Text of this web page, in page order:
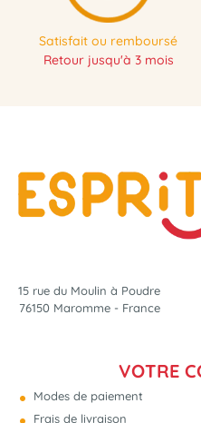
Satisfait ou remboursé
Retour jusqu'à 3 mois
15 rue du Moulin à Poudre
76150 Maromme - France
VOTRE
Modes de paiement
Frais de livraison